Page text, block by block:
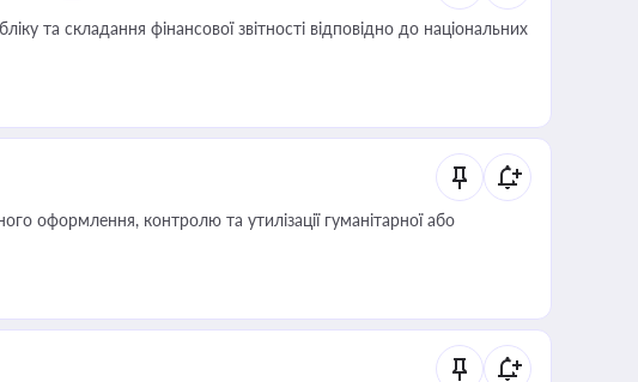
та складання фінансової звітності відповідно до національних
оформлення, контролю та утилізації гуманітарної або